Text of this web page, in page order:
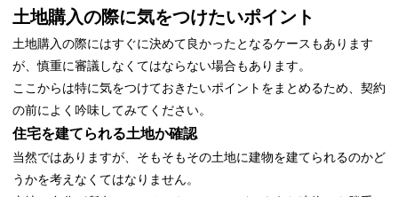
土地購入の際に気をつけたいポイント
土地購入の際にはすぐに決めて良かったとなるケースもあります
が、慎重に審議しなくてはならない場合もあります。
ここからは特に気をつけておきたいポイントをまとめるため、契約
の前によく吟味してみてください。
住宅を建てられる土地か確認
当然ではありますが、そもそもその土地に建物を建てられるのかど
うかを考えなくてはなりません。